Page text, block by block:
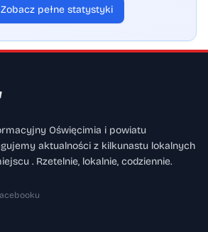
Zobacz pełne statystyki
Oświęcimia i powiatu
aktualności z kilkunastu lokalnych
. Rzetelnie, lokalnie, codziennie.